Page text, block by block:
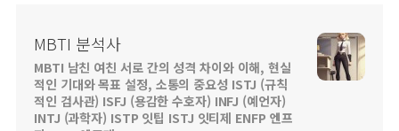
MBTI 분석사
MBTI 남친 여친 서로 간의 성격 차이와 이해, 현실
적인 기대와 목표 설정, 소통의 중요성 ISTJ (규칙
적인 검사관) ISFJ (용감한 수호자) INFJ (예언자)
INTJ (과학자) ISTP 잇팁 ISTJ 잇티제 ENFP 엔프